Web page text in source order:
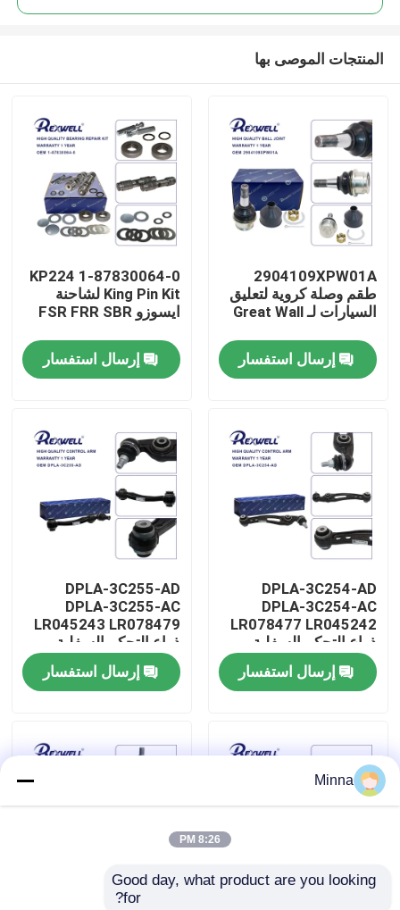
المنتجات
فيديوهات
حولنا
جولة في المصنع
مراقبة الجودة
أخبار
المنتجات الموصى بها
2904109XPW01A
طقم وصلة كروية لتعليق
السيارات لـ Great Wall
إرسال استفسار
1-87830064-0 KP224
King Pin Kit لشاحنة
ايسوزو FSR FRR SBR
إرسال استفسار
DPLA-3C254-AD
DPLA-3C254-AC
LR078477 LR045242
ذراع التحكم السفلية
الأمامية الخلفية لشركة
Range Rover Land
Rover
إرسال استفسار
DPLA-3C255-AD
DPLA-3C255-AC
LR045243 LR078479
ذراع التحكم السفلية
لشركة Range Rover
Land Roverإرسال استفسار
LR034220 LR045245
Minna
8:26 PM
Good day, what product are you looking
for?